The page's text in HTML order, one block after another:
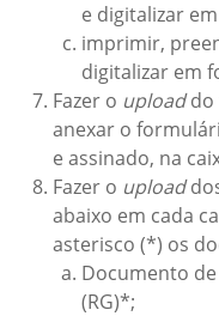
e digitalizar
imprimir,
digitalizar em
Fazer o uploaddo
anexar o
e assinado, na
Fazer o upload
abaixo em cada
asterisco (*) os
Documento
(RG)*;